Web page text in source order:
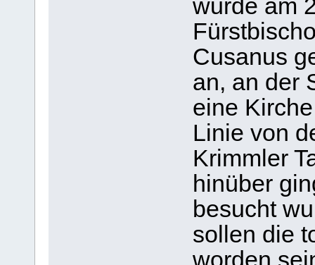
wurde am
Cusanus
an, an der
eine
Linie von
Krimmler
hinüber
besucht
sollen die